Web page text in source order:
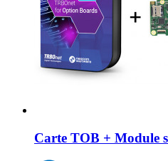
Carte TOB + Module